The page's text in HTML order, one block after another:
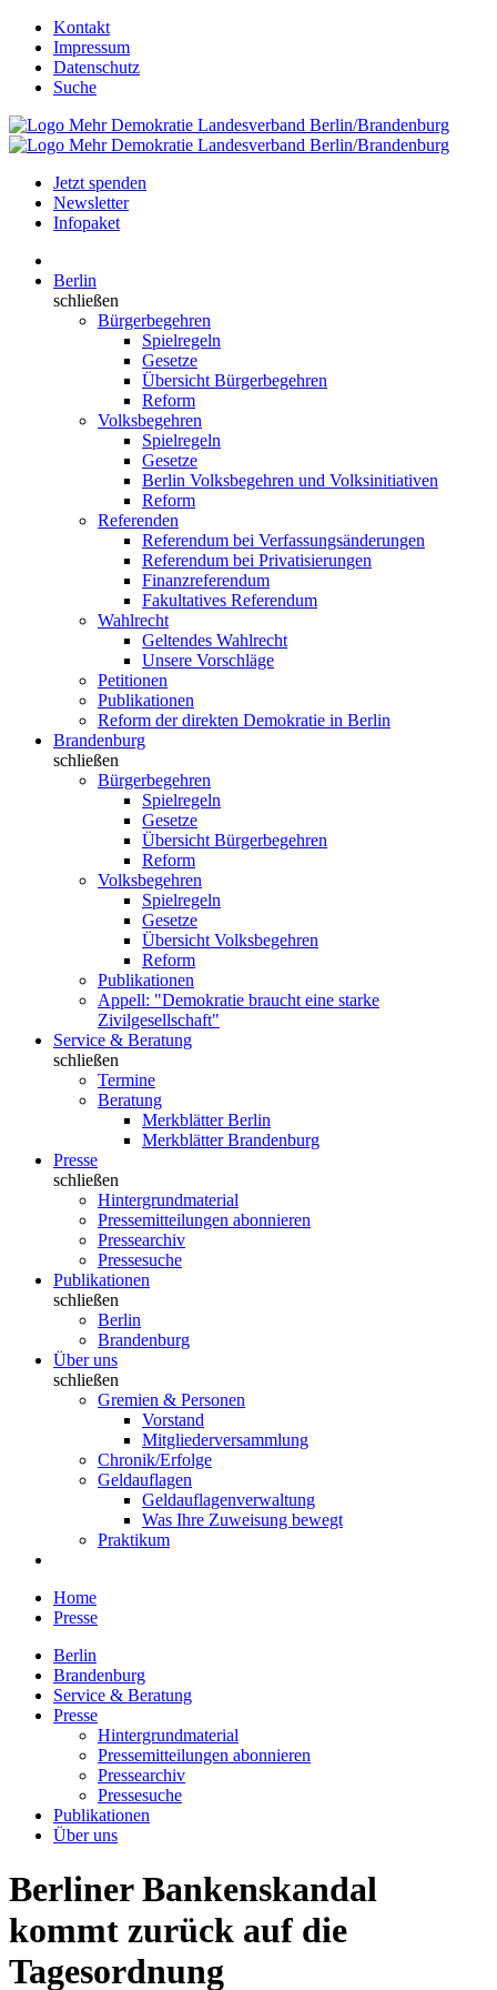
Kontakt
Impressum
Datenschutz
Suche
Jetzt spenden
Newsletter
Infopaket
Berlin
schließen
Bürgerbegehren
Spielregeln
Gesetze
Übersicht Bürgerbegehren
Reform
Volksbegehren
Spielregeln
Gesetze
Berlin Volksbegehren und Volksinitiativen
Reform
Referenden
Referendum bei Verfassungsänderungen
Referendum bei Privatisierungen
Finanzreferendum
Fakultatives Referendum
Wahlrecht
Geltendes Wahlrecht
Unsere Vorschläge
Petitionen
Publikationen
Reform der direkten Demokratie in Berlin
Brandenburg
schließen
Bürgerbegehren
Spielregeln
Gesetze
Übersicht Bürgerbegehren
Reform
Volksbegehren
Spielregeln
Gesetze
Übersicht Volksbegehren
Reform
Publikationen
Appell: "Demokratie braucht eine starke
Zivilgesellschaft"
Service & Beratung
schließen
Termine
Beratung
Merkblätter Berlin
Merkblätter Brandenburg
Presse
schließen
Hintergrundmaterial
Pressemitteilungen abonnieren
Pressearchiv
Pressesuche
Publikationen
schließen
Berlin
Brandenburg
Über uns
schließen
Gremien & Personen
Vorstand
Mitgliederversammlung
Chronik/Erfolge
Geldauflagen
Geldauflagenverwaltung
Was Ihre Zuweisung bewegt
Praktikum
Home
Presse
Berlin
Brandenburg
Service & Beratung
Presse
Hintergrundmaterial
Pressemitteilungen abonnieren
Pressearchiv
Pressesuche
Publikationen
Über uns
Berliner Bankenskandal
kommt zurück auf die
Tagesordnung